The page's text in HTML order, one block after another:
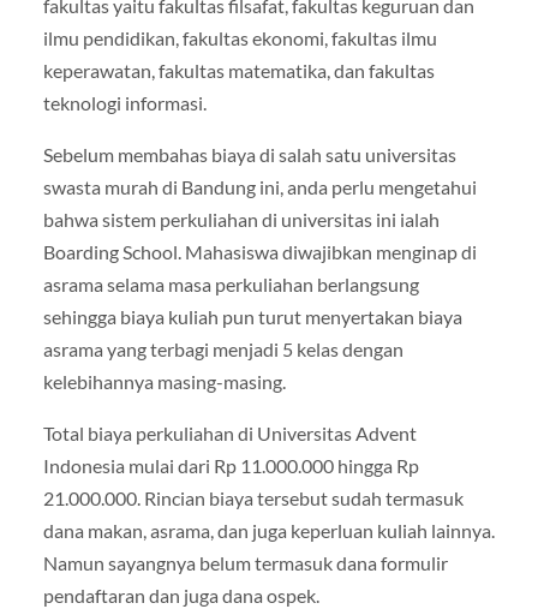
fakultas yaitu fakultas filsafat, fakultas keguruan dan
ilmu pendidikan, fakultas ekonomi, fakultas ilmu
keperawatan, fakultas matematika, dan fakultas
teknologi informasi.
Sebelum membahas biaya di salah satu universitas
swasta murah di Bandung ini, anda perlu mengetahui
bahwa sistem perkuliahan di universitas ini ialah
Boarding School. Mahasiswa diwajibkan menginap di
asrama selama masa perkuliahan berlangsung
sehingga biaya kuliah pun turut menyertakan biaya
asrama yang terbagi menjadi 5 kelas dengan
kelebihannya masing-masing.
Total biaya perkuliahan di Universitas Advent
Indonesia mulai dari Rp 11.000.000 hingga Rp
21.000.000. Rincian biaya tersebut sudah termasuk
dana makan, asrama, dan juga keperluan kuliah lainnya.
Namun sayangnya belum termasuk dana formulir
pendaftaran dan juga dana ospek.